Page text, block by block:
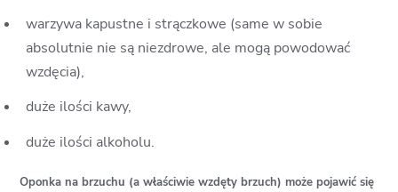
warzywa kapustne i strączkowe (same w sobie
absolutnie nie są niezdrowe, ale mogą powodować
wzdęcia),
duże ilości kawy,
duże ilości alkoholu.
Oponka na brzuchu (a właściwie wzdęty brzuch) może pojawić się